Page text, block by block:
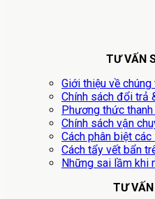
TƯ VẤN
Giới thiệu về chúng
Chính sách đổi trả
Phương thức
Chính sách vận
Cách phân biệt
Cách tẩy vết bẩn
Những sai lầm khi
TƯ